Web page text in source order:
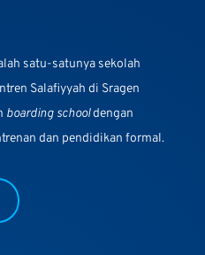
satu-satunya sekolah
Salafiyyah di Sragen
boarding schooldengan
dan pendidikan formal.